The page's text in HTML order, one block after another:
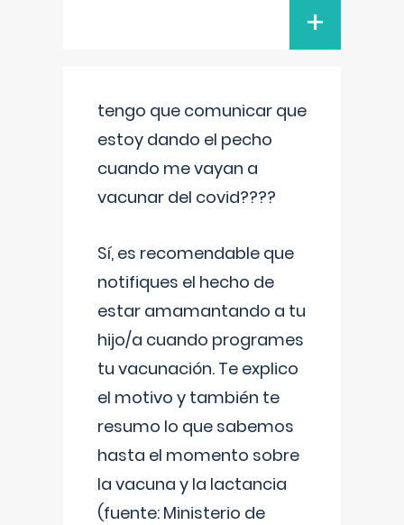
+
tengo que comunicar que
estoy dando el pecho
cuando me vayan a
vacunar del covid????
Sí, es recomendable que
notifiques el hecho de
estar amamantando a tu
hijo/a cuando programes
tu vacunación. Te explico
el motivo y también te
resumo lo que sabemos
hasta el momento sobre
la vacuna y la lactancia
(fuente: Ministerio de